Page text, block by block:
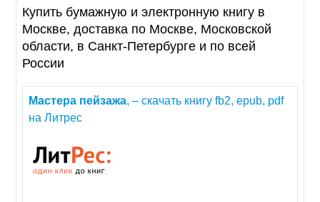
Купить бумажную и электронную книгу в
Москве, доставка по Москве, Московской
области, в Санкт-Петербурге и по всей
России
Мастера пейзажа, – скачать книгу fb2, epub, pdf
на Литрес